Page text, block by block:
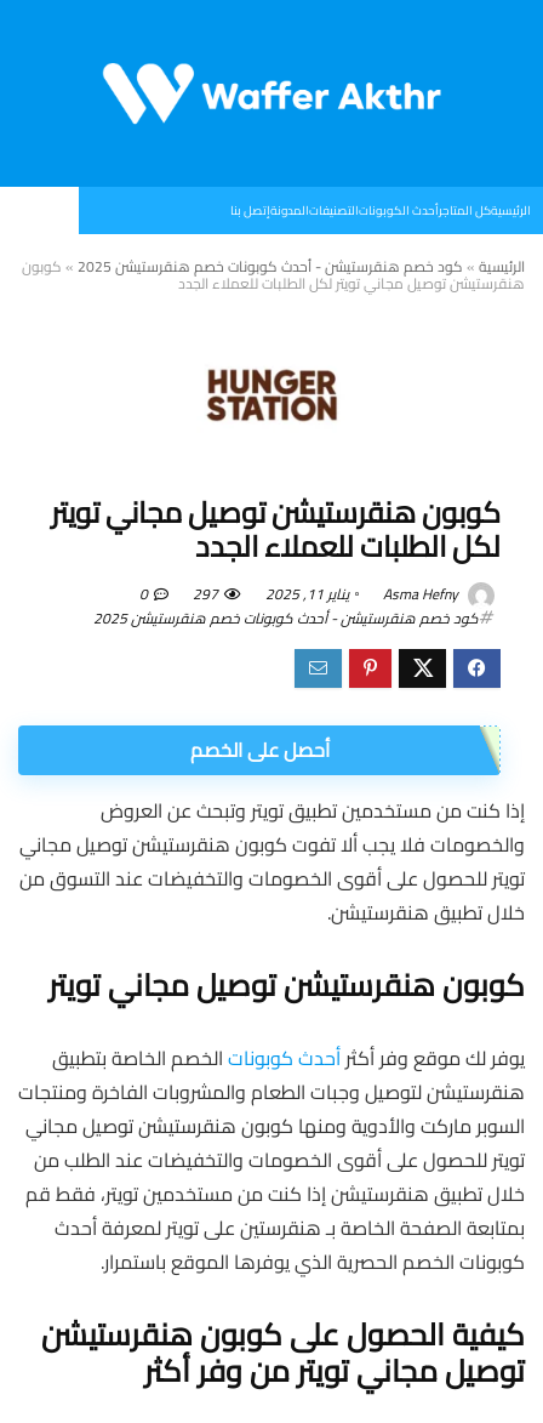
الرئيسيةكل المتاجرأحدث الكوبوناتالتصنيفاتالمدونةإتصل بنا
الرئيسية»كود خصم هنقرستيشن - أحدث كوبونات خصم هنقرستيشن 2025 »كوبون
هنقرستيشن توصيل مجاني تويتر لكل الطلبات للعملاء الجدد
كوبون هنقرستيشن توصيل مجاني تويتر
لكل الطلبات للعملاء الجدد
Asma Hefny يناير 11, 2025 297
0
كود خصم هنقرستيشن - أحدث كوبونات خصم هنقرستيشن 2025
أحصل على الخصم
إذا كنت من مستخدمين تطبيق تويتر وتبحث عن العروض
والخصومات فلا يجب ألا تفوت كوبون هنقرستيشن توصيل مجاني
تويتر للحصول على أقوى الخصومات والتخفيضات عند التسوق من
خلال تطبيق هنقرستيشن.
كوبون هنقرستيشن توصيل مجاني تويتر
يوفر لك موقع وفر أكثرأحدث كوبوناتالخصم الخاصة بتطبيق
هنقرستيشن لتوصيل وجبات الطعام والمشروبات الفاخرة ومنتجات
السوبر ماركت والأدوية ومنها كوبون هنقرستيشن توصيل مجاني
تويتر للحصول على أقوى الخصومات والتخفيضات عند الطلب من
خلال تطبيق هنقرستيشن إذا كنت من مستخدمين تويتر، فقط قم
بمتابعة الصفحة الخاصة بـ هنقرستين على تويتر لمعرفة أحدث
كوبونات الخصم الحصرية الذي يوفرها الموقع باستمرار.
كيفية الحصول على كوبون هنقرستيشن
توصيل مجاني تويتر من وفر أكثر